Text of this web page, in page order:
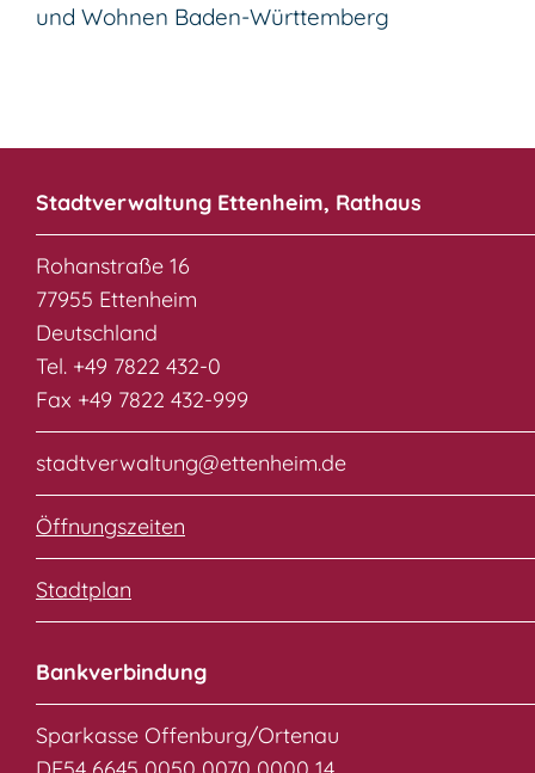
und Wohnen Baden-Württemberg
Stadtverwaltung Ettenheim, Rathaus
Rohanstraße 16
77955 Ettenheim
Deutschland
Tel. +49 7822 432-0
Fax +49 7822 432-999
stadtverwaltung@ettenheim.de
Öffnungszeiten
Stadtplan
Bankverbindung
Sparkasse Offenburg/Ortenau